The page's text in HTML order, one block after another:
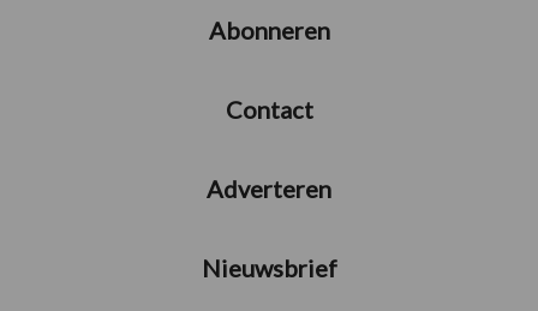
Abonneren
Contact
Adverteren
Nieuwsbrief